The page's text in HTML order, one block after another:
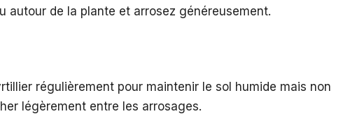
autour de la plante et arrosez généreusement.
régulièrement pour maintenir le sol humide mais non
légèrement entre les arrosages.